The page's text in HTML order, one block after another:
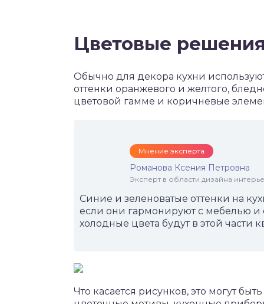
Цветовые
Обычно для декора кухни
оттенки оранжевого и желтого,
цветовой гамме и коричневые
Мнение эксперта
Романова Ксения Петровна
Эксперт в области дизайна
Синие и зеленоватые оттенки на
если они гармонируют с мебелью
холодные цвета будут в этой части
Что касается рисунков, это могут